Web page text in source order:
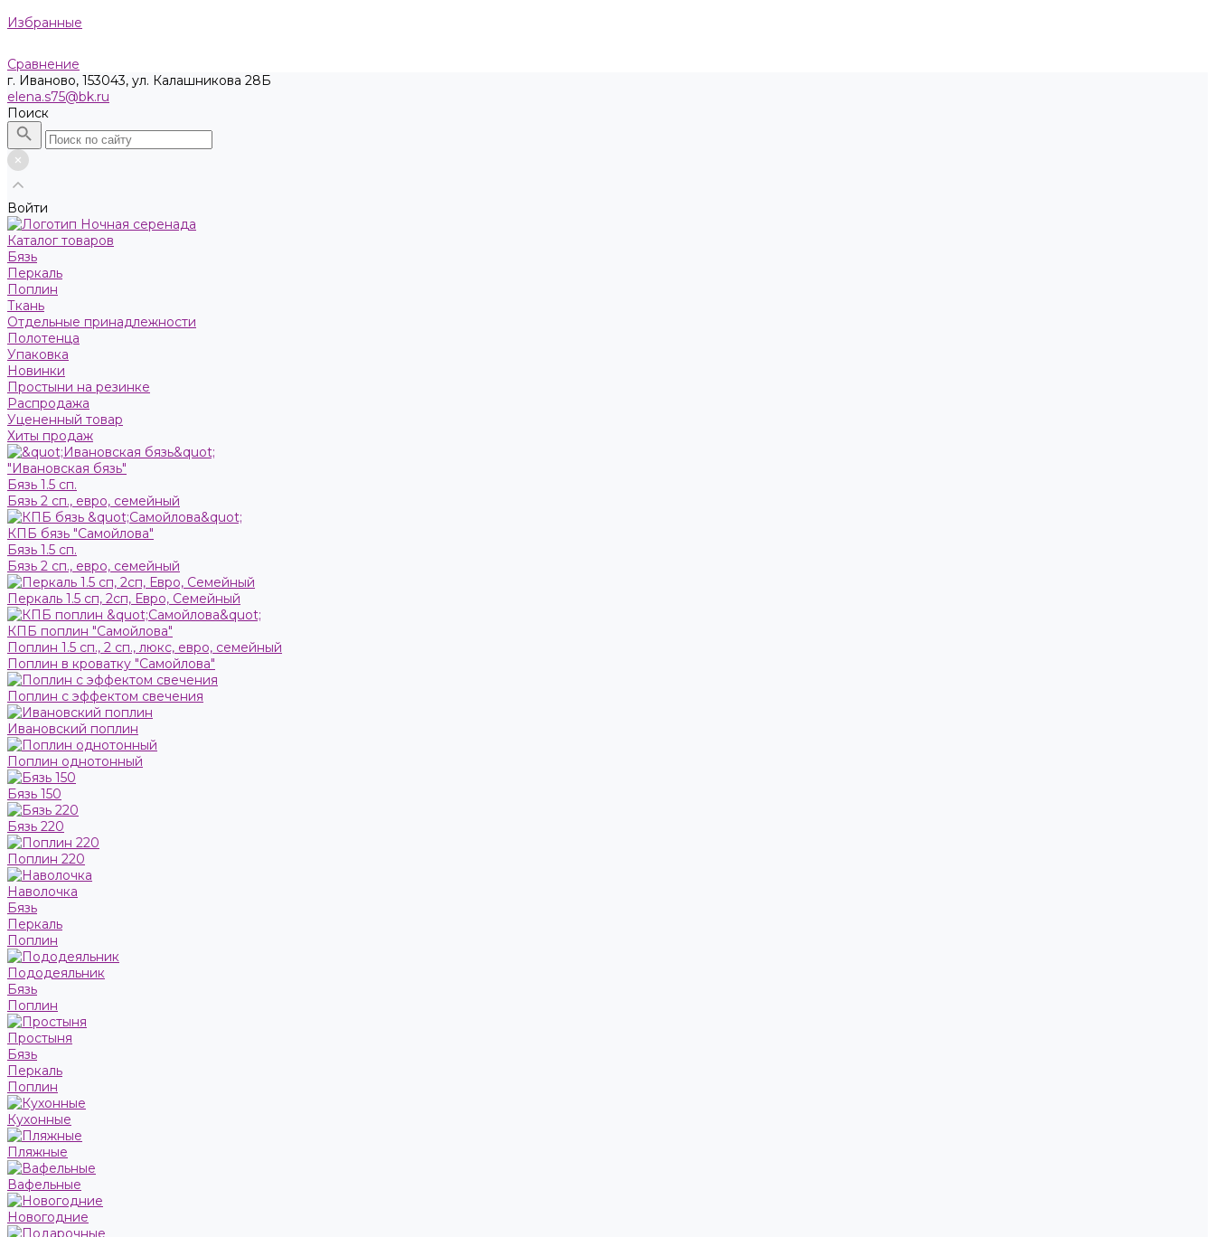
Избранные
Сравнение
г. Иваново, 153043, ул. Калашникова 28Б
elena.s75@bk.ru
Поиск
Войти
Каталог товаров
Бязь
Пeркaль
Поплин
Ткань
Отдельные принадлежности
Полотенца
Упаковка
Новинки
Простыни на резинке
Распродажа
Уцененный товар
Хиты продаж
"Ивановская бязь"
Бязь 1.5 сп.
Бязь 2 сп., евро, семейный
КПБ бязь "Самойлова"
Бязь 1.5 сп.
Бязь 2 сп., евро, семейный
Перкаль 1.5 сп, 2сп, Евро, Семейный
КПБ поплин "Самойлова"
Поплин 1.5 сп., 2 сп., люкс, евро, семейный
Поплин в кроватку "Самойлова"
Поплин с эффектом свечения
Ивановский поплин
Поплин однотонный
Бязь 150
Бязь 220
Поплин 220
Наволочка
Бязь
Перкаль
Поплин
Пододеяльник
Бязь
Поплин
Простыня
Бязь
Перкаль
Поплин
Кухонные
Пляжные
Вафельные
Новогодние